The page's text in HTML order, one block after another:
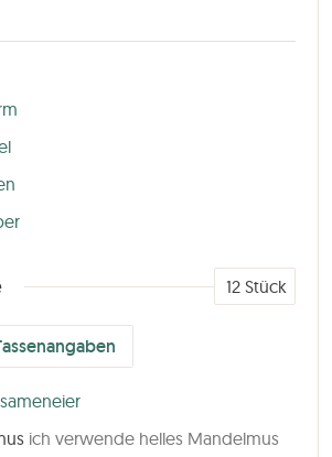
12 Stück
ich verwende helles Mandelmus